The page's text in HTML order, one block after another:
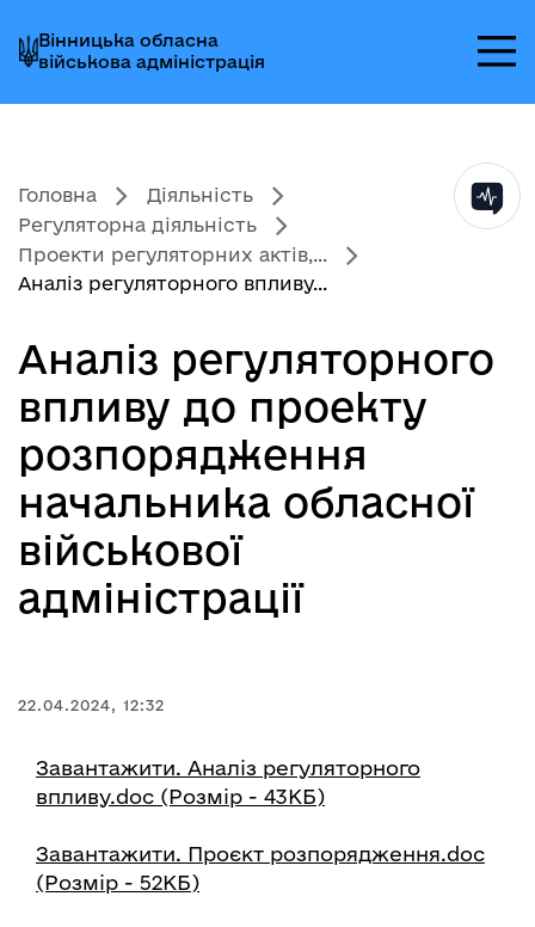
до
головного
меню
до
головного
вмісту
до
головного
колонтитула
Вінницька обласна
військова адміністрація
Головна
Діяльність
Регуляторна діяльність
Проекти регуляторних актів,...
Аналіз регуляторного впливу...
Аналіз регуляторного
впливу до проекту
розпорядження
начальника обласної
військової
адміністрації
22.04.2024, 12:32
Завантажити. Аналіз регуляторного
впливу.doc (Розмір - 43КБ)
Завантажити. Проєкт розпорядження.doc
(Розмір - 52КБ)